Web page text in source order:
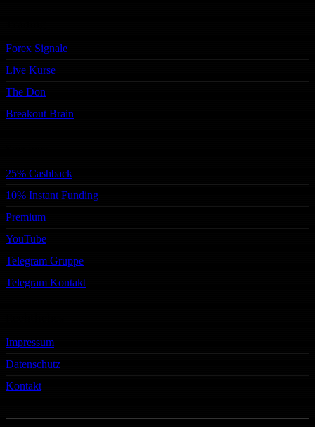
Forex Signale
Live Kurse
The Don
Breakout Brain
25% Cashback
10% Instant Funding
Premium
YouTube
Telegram Gruppe
Telegram Kontakt
Impressum
Datenschutz
Kontakt